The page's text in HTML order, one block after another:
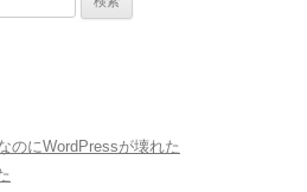
のにWordPressが壊れた